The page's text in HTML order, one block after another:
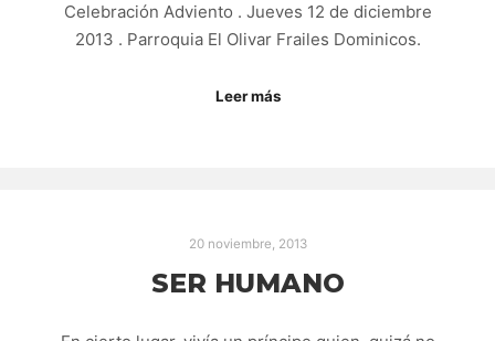
Celebración Adviento . Jueves 12 de diciembre
2013 . Parroquia El Olivar Frailes Dominicos.
Leer más
20 noviembre, 2013
SER HUMANO